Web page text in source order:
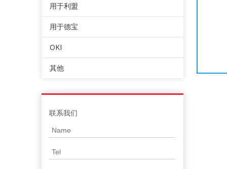
用于利盟
用于德宝
OKI
其他
联系我们